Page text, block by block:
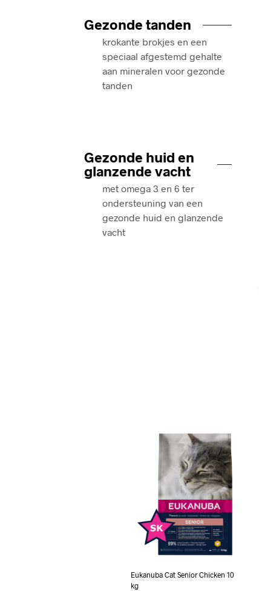
Gezonde tanden
krokante brokjes en een
speciaal afgestemd gehalte
aan mineralen voor gezonde
tanden
Gezonde huid en
glanzende vacht
met omega 3 en 6 ter
ondersteuning van een
gezonde huid en glanzende
vacht
Eukanuba Cat Senior Chicken 10
kg